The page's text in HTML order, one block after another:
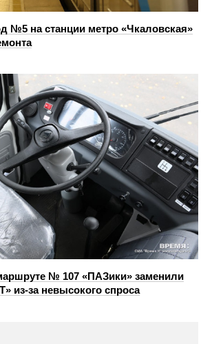
№5 на станции метро «Чкаловская»
№ 107 «ПАЗики» заменили
из‑за невысокого спроса